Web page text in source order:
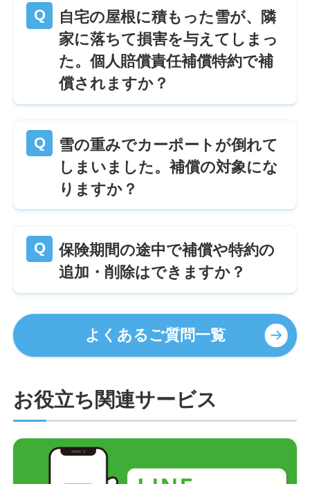
自宅の屋根に積もった雪が、隣
家に落ちて損害を与えてしまっ
た。個人賠償責任補償特約で補
償されますか？
雪の重みでカーポートが倒れて
しまいました。補償の対象にな
りますか？
保険期間の途中で補償や特約の
追加・削除はできますか？
よくあるご質問一覧
お役立ち関連サービス